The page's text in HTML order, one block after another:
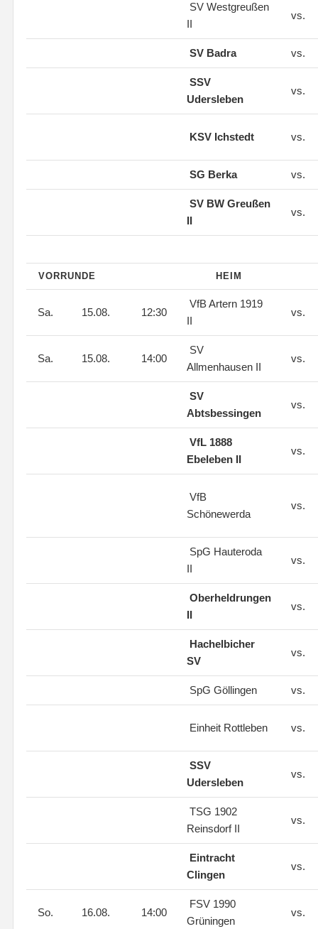
SV Westgreußen
II
vs.
SV Badra vs.
SSV
Udersleben
vs.
KSV Ichstedt vs.
SG Berka vs.
SV BW Greußen
II
vs.
VORRUNDE HEIM
Sa. 15.08. 12:30
VfB Artern 1919
II
vs.
Sa. 15.08. 14:00
SV
Allmenhausen II
vs.
SV
Abtsbessingen
vs.
VfL 1888
Ebeleben II
vs.
VfB
Schönewerda
vs.
SpG Hauteroda
II
vs.
Oberheldrungen
II
vs.
Hachelbicher
SV
vs.
SpG Göllingen vs.
Einheit Rottleben vs.
SSV
Udersleben
vs.
TSG 1902
Reinsdorf II
vs.
Eintracht
Clingen
vs.
So. 16.08. 14:00
FSV 1990
Grüningen
vs.